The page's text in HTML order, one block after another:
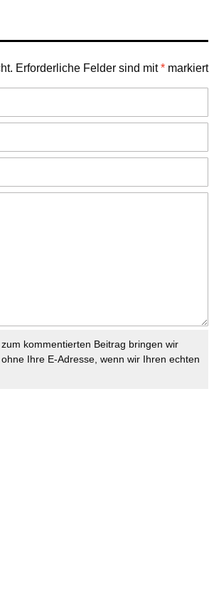
Erforderliche Felder sind mit* markiert
kommentierten Beitrag bringen wir
Ihre E-Adresse, wenn wir Ihren echten